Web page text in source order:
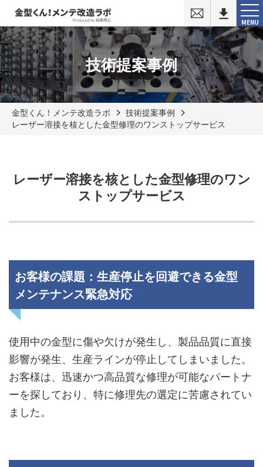
MENU
い
合
わ
せ
技術提案事例
金型くん！メンテ改造ラボ
技術提案事例
レーザー溶接を核とした金型修理のワンストップサービス
レーザー溶接を核とした金型修理のワン
ストップサービス
お客様の課題：生産停止を回避できる金型
メンテナンス緊急対応
使用中の金型に傷や欠けが発生し、製品品質に直接
影響が発生、生産ラインが停止してしまいました。
お客様は、迅速かつ高品質な修理が可能なパートナ
ーを探しており、特に修理先の選定に苦慮されてい
ました。